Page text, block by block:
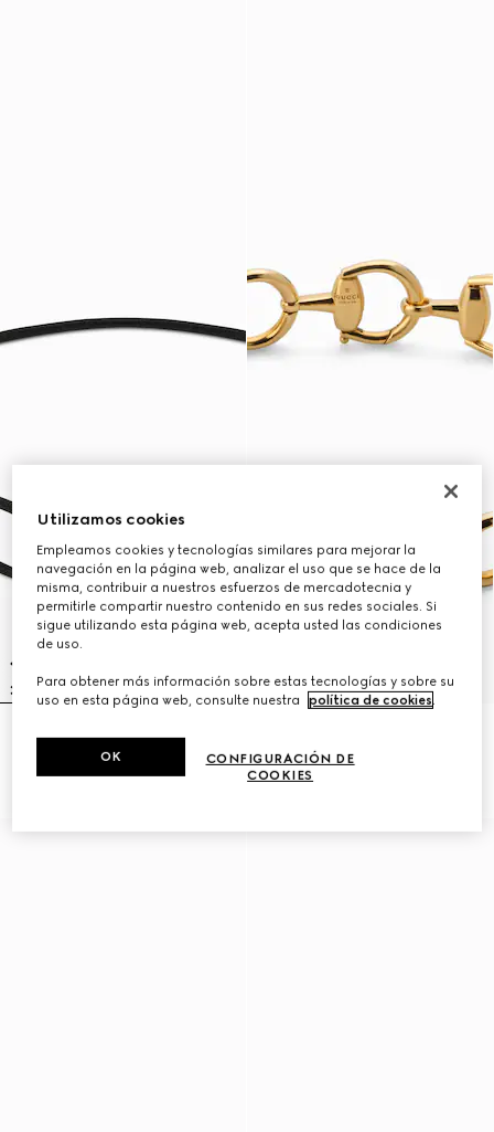
Pulsera con adorno Gucci
Horsebit de 18 ct
R 15 300
R 150 500
Utilizamos cookies
Empleamos cookies y tecnologías similares para mejorar la
navegación en la página web, analizar el uso que se hace de la
misma, contribuir a nuestros esfuerzos de mercadotecnia y
permitirle compartir nuestro contenido en sus redes sociales. Si
sigue utilizando esta página web, acepta usted las condiciones
de uso.
Para obtener más información sobre estas tecnologías y sobre su
uso en esta página web, consulte nuestra
política de cookies
CONFIGURACIÓN DE
COOKIES
OK